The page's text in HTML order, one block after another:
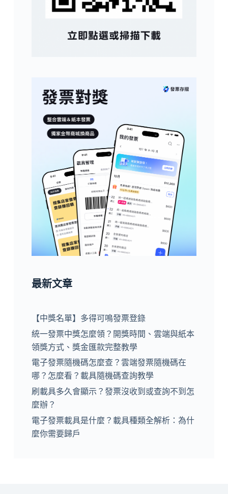
最新文章
【中獎名單】多得可鳴發票登錄
統一發票中獎怎麼領？開獎時間、雲端與紙本
領獎方式、獎金匯款完整教學
電子發票隨機碼怎麼查？雲端發票隨機碼在
哪？怎麼看？載具隨機碼查詢教學
刷載具多久會顯示？發票沒收到或查詢不到怎
麼辦？
電子發票載具是什麼？載具種類全解析：為什
麼你需要歸戶